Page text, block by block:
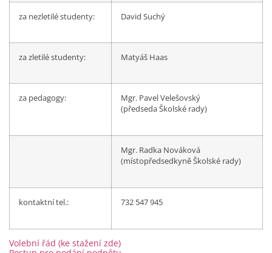
za nezletilé studenty: David Suchý
za zletilé studenty: Matyáš Haas
za pedagogy:
Mgr. Pavel Velešovský
(předseda Školské rady)
Mgr. Radka Nováková
(místopředsedkyně Školské rady)
kontaktní tel.: 732 547 945
Volební řád (ke stažení zde)